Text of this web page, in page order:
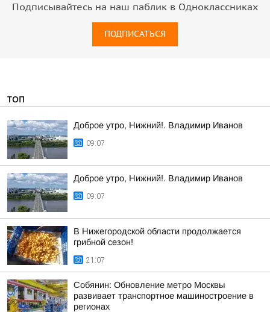
Подписывайтесь на наш паблик в Одноклассниках
ПОДПИСАТЬСЯ
ТОП
Доброе утро, Нижний!. Владимир Иванов
09:07
Доброе утро, Нижний!. Владимир Иванов
09:07
В Нижегородской области продолжается
грибной сезон!
21:07
Собянин: Обновление метро Москвы
развивает транспортное машиностроение в
регионах